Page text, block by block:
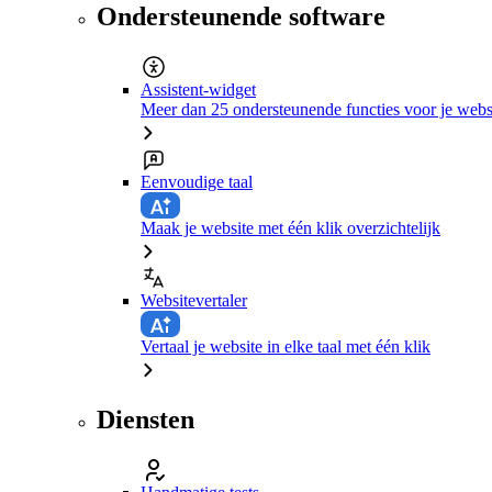
Ondersteunende software
Assistent-widget
Meer dan 25 ondersteunende functies voor je
Eenvoudige taal
Maak je website met één klik overzichtelijk
Websitevertaler
Vertaal je website in elke taal met één klik
Diensten